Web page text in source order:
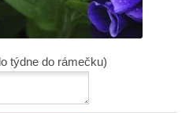
týdne do rámečku)